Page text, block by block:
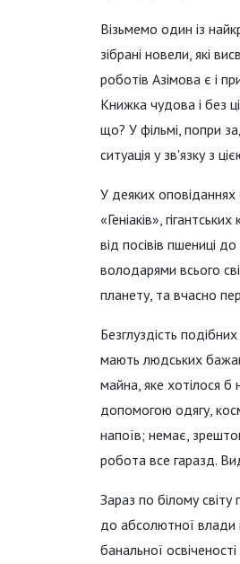
Візьмемо один із
зібрані новели, які
роботів Азімова є і
Книжка чудова і без
що? У фільмі, попри
ситуація у зв'язку з
У деяких оповіданнях
«Геніаків»,
від посівів пшениці
володарями всього
планету, та вчасно
Безглуздість
мають людських
майна, яке хотілося б
допомогою одягу,
напоїв; немає,
робота все гаразд.
Зараз по білому
до абсолютної влади
банальної